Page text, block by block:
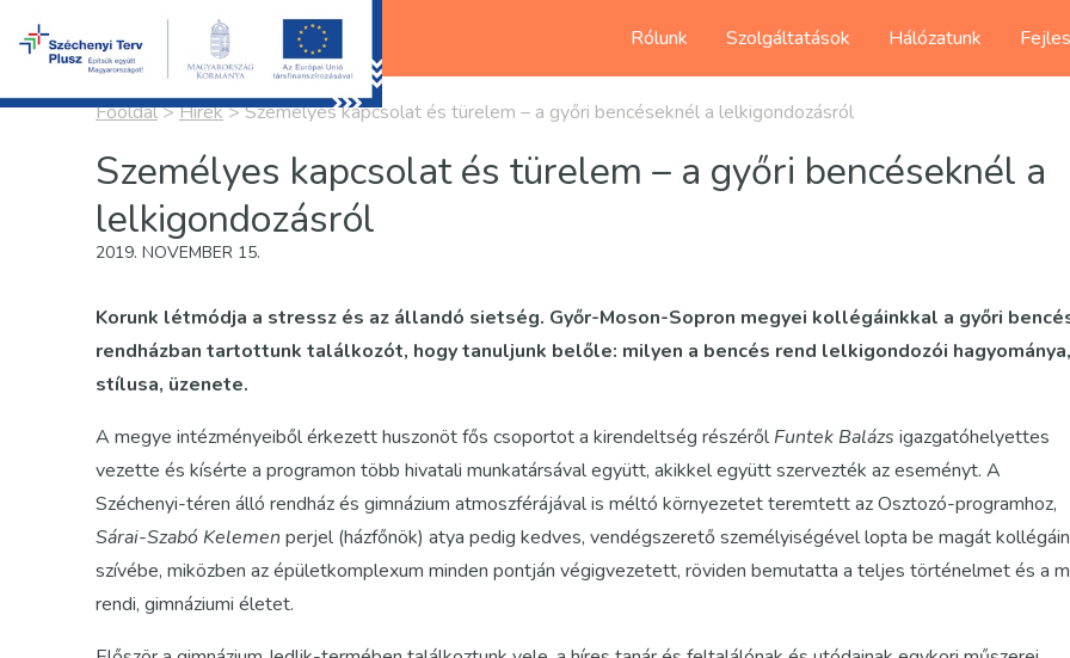
Rólunk Szolgáltatások Hálózatunk
Főoldal>Hírek>Személyes kapcsolat és türelem – a győri bencéseknél a lelkigondozásról
Személyes kapcsolat és türelem – a győri bencéseknél a
lelkigondozásról
2019. NOVEMBER 15.
Korunk létmódja a stressz és az állandó sietség. Győr-Moson-Sopron megyei kollégáinkkal a győri
rendházban tartottunk találkozót, hogy tanuljunk belőle: milyen a bencés rend lelkigondozói hagyománya,
stílusa, üzenete.
A megye intézményeiből érkezett huszonöt fős csoportot a kirendeltség részérőlFuntek Balázs igazgatóhelyettes
vezette és kísérte a programon több hivatali munkatársával együtt, akikkel együtt szervezték az eseményt. A
Széchenyi-téren álló rendház és gimnázium atmoszférájával is méltó környezetet teremtett az Osztozó-programhoz,
Sárai-Szabó Kelemen perjel (házfőnök) atya pedig kedves, vendégszerető személyiségével lopta be magát
szívébe, miközben az épületkomplexum minden pontján végigvezetett, röviden bemutatta a teljes történelmet és a
rendi, gimnáziumi életet.